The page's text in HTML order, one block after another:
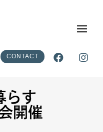
CONTACT  
らす
開催